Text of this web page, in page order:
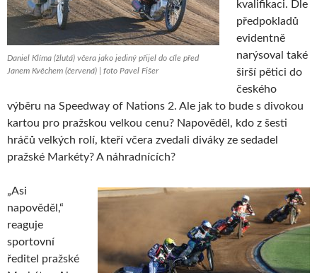
Daniel Klíma (žlutá) včera jako jediný přijel do cíle před
Janem Kvěchem (červená) | foto Pavel Fišer
kvalifikaci. Dle
předpokladů
evidentně
narýsoval také
širší pětici do
českého
výběru na Speedway of Nations 2. Ale jak to bude s divokou
kartou pro pražskou velkou cenu? Napověděl, kdo z šesti
hráčů velkých rolí, kteří včera zvedali diváky ze sedadel
pražské Markéty? A náhradnících?
„Asi
napověděl,“
reaguje
sportovní
ředitel pražské